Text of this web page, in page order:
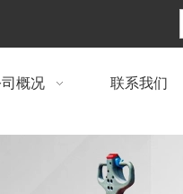
概况 联系我们